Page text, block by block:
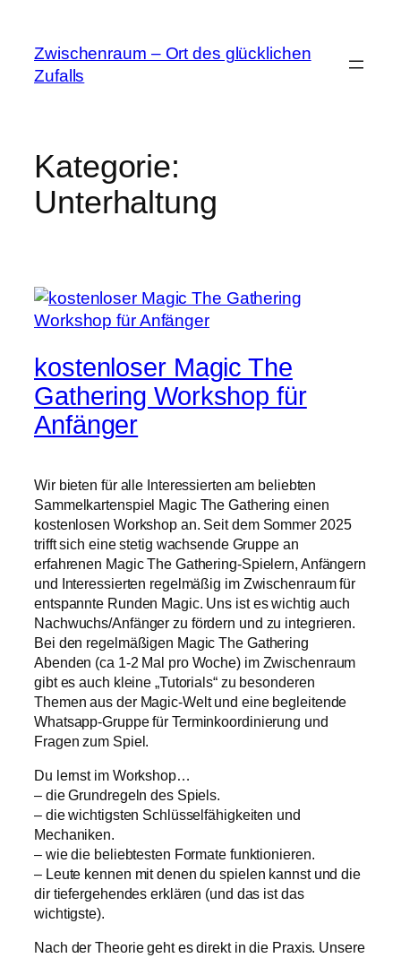
springen
Zwischenraum – Ort des glücklichen
Zufalls
Kategorie:
Unterhaltung
kostenloser Magic The
Gathering Workshop für
Anfänger
Wir bieten für alle Interessierten am beliebten
Sammelkartenspiel Magic The Gathering einen
kostenlosen Workshop an. Seit dem Sommer 2025
trifft sich eine stetig wachsende Gruppe an
erfahrenen Magic The Gathering-Spielern, Anfängern
und Interessierten regelmäßig im Zwischenraum für
entspannte Runden Magic. Uns ist es wichtig auch
Nachwuchs/Anfänger zu fördern und zu integrieren.
Bei den regelmäßigen Magic The Gathering
Abenden (ca 1-2 Mal pro Woche) im Zwischenraum
gibt es auch kleine „Tutorials“ zu besonderen
Themen aus der Magic-Welt und eine begleitende
Whatsapp-Gruppe für Terminkoordinierung und
Fragen zum Spiel.
Du lernst im Workshop…
– die Grundregeln des Spiels.
– die wichtigsten Schlüsselfähigkeiten und
Mechaniken.
– wie die beliebtesten Formate funktionieren.
– Leute kennen mit denen du spielen kannst und die
dir tiefergehendes erklären (und das ist das
wichtigste).
Nach der Theorie geht es direkt in die Praxis. Unsere